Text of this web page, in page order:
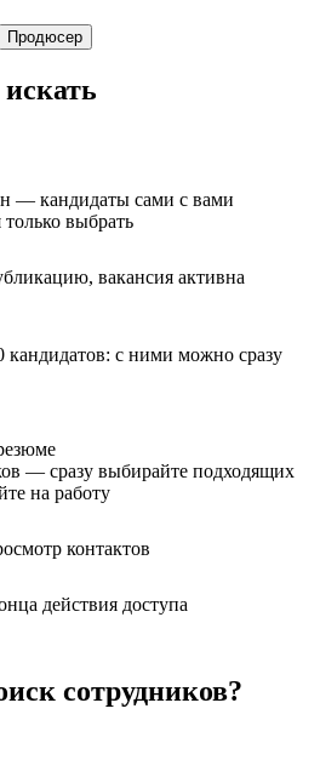
Продюсер
— кандидаты сами с вами
только выбрать
вакансия активна
кандидатов: с ними можно сразу
— сразу выбирайте подходящих
на работу
контактов
действия доступа
сотрудников?